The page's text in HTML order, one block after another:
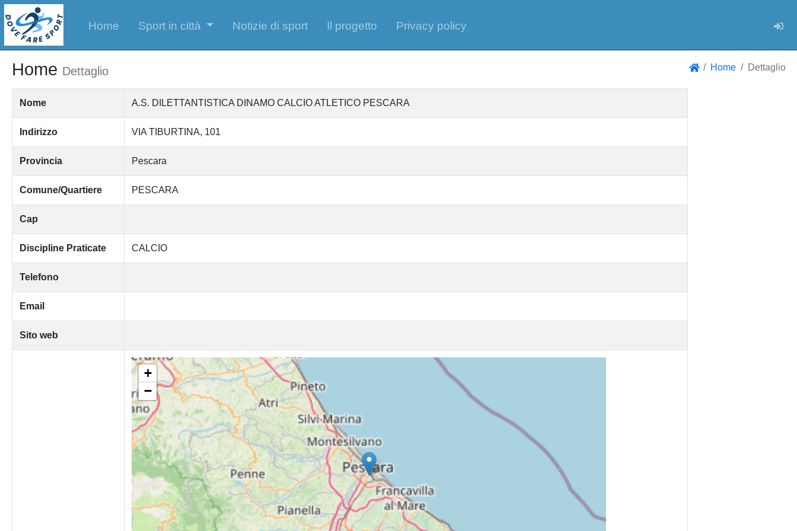
Home Sport in città Notizie di sport Il progetto Privacy policy
Home Dettaglio Home Dettaglio
Nome A.S. DILETTANTISTICA DINAMO CALCIO ATLETICO PESCARA
Indirizzo VIA TIBURTINA, 101
Provincia Pescara
Comune/Quartiere PESCARA
Cap
Discipline Praticate CALCIO
Telefono
Email
Sito web
+
−